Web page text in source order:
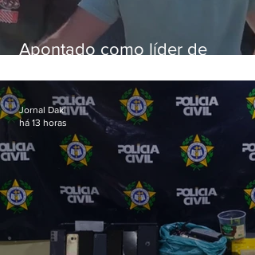
Apontado como líder de
aposentados é preso
Jornal Daki
há 13 horas